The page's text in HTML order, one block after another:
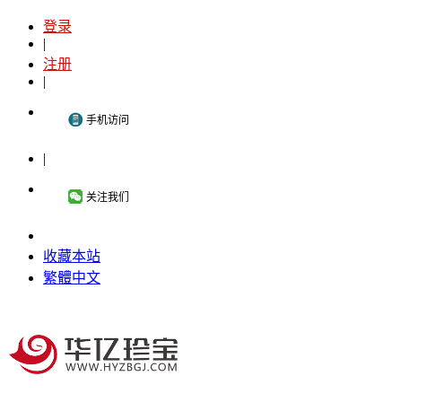
登录
|
注册
|
手机访问
|
关注我们
收藏本站
繁體中文